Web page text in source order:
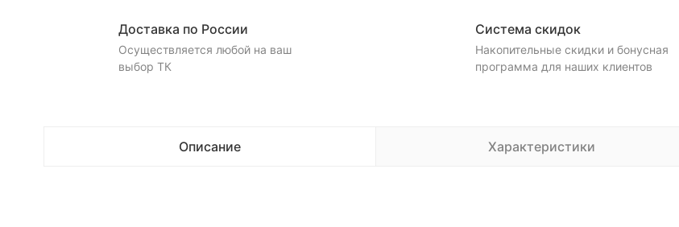
Доставка по России
Осуществляется любой на ваш
выбор ТК
Система скидок
Накопительные скидки и бонусная
программа для наших клиентов
Описание Характеристики